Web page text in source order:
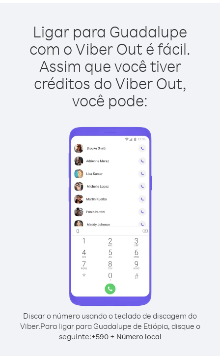
Ligar para Guadalupe
com o Viber Out é fácil.
Assim que você tiver
créditos do Viber Out,
você pode:
Discar o número usando o teclado de discagem do
Viber.Para ligar para Guadalupe de Etiópia, disque o
seguinte:+590+ Número local